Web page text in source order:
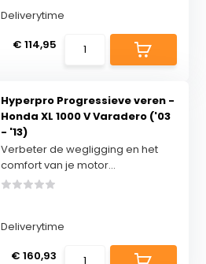
Deliverytime
€ 114,95
Hyperpro Progressieve veren -
Honda XL 1000 V Varadero ('03
- '13)
Verbeter de wegligging en het
comfort van je motor...
Deliverytime
€ 160,93